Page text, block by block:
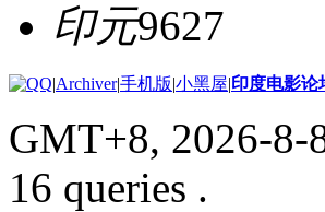
印元9627
|Archiver|手机版|小黑屋|印度电影论
GMT+8, 2026-8-
16 queries .